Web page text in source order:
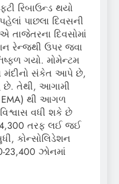
રિબાઉન્ડ થયો
પાછલા દિવસની
તાજેતરના દિવસોમાં
રેન્જથી ઉપર જવા
ગયો. મોમેન્ટમ
મંદીનો સંકેત આપે છે,
છે. તેથી, આગામી
EMA) થી આગળ
વધી શકે છે
તરફ લઈ જઈ
કોન્સોલિડેશન
ઝોનમાં